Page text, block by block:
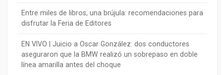
Entre miles de libros, una brújula: recomendaciones para
disfrutar la Feria de Editores
EN VIVO | Juicio a Oscar González: dos conductores
aseguraron que la BMW realizó un sobrepaso en doble
línea amarilla antes del choque